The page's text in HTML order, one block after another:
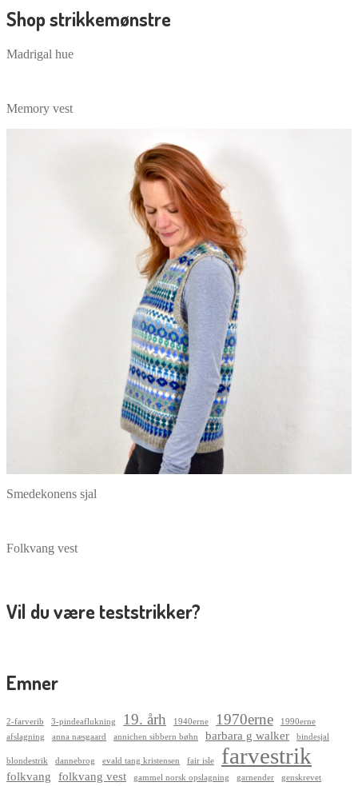
Shop strikkemønstre
Madrigal hue
Memory vest
Smedekonens sjal
Folkvang vest
Vil du være teststrikker?
Emner
2-farverib 3-pindeaflukning 19. årh 1940erne 1970erne
1990erne
afslagning
anna næsgaard annichen sibbern bøhn barbara g walker bindesjal
blondestrik dannebrog evald tang kristensen fair isle farvestrik
folkvang folkvang vest gammel norsk opslagning garnender
genskrevet